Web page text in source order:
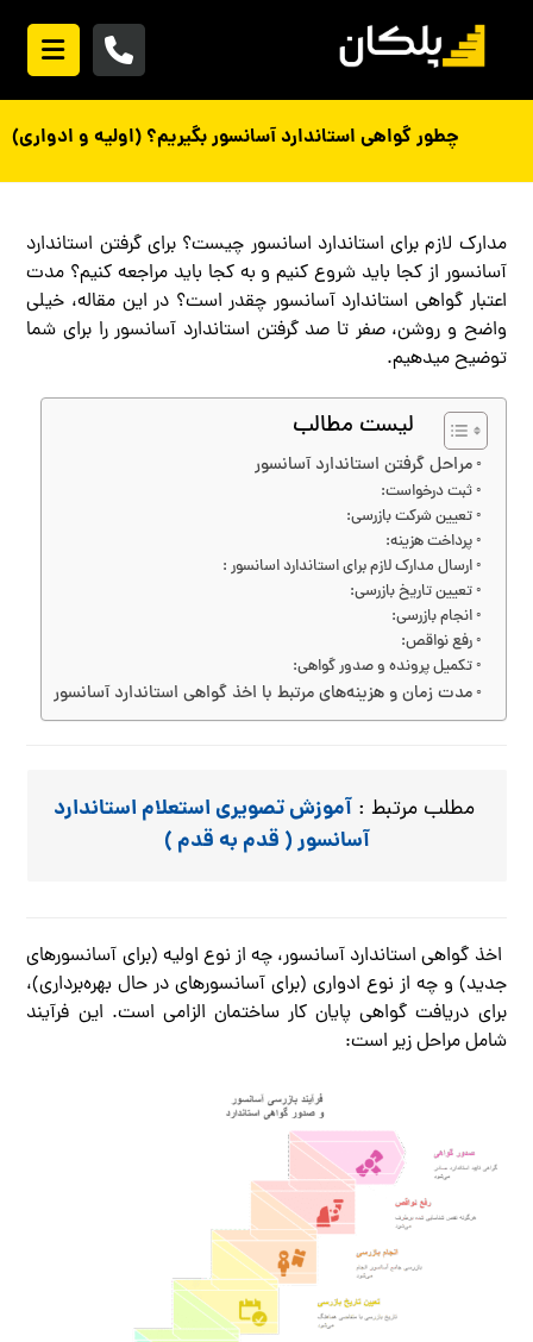
چطور گواهی استاندارد آسانسور بگیریم؟ (اولیه و ادواری)
مدارک لازم برای استاندارد اسانسور چیست؟ برای گرفتن استاندارد
آسانسور از کجا باید شروع کنیم و به کجا باید مراجعه کنیم؟ مدت
اعتبار گواهی استاندارد آسانسور چقدر است؟ در این مقاله، خیلی
واضح و روشن، صفر تا صد گرفتن استاندارد آسانسور را برای شما
توضیح میدهیم.
لیست مطالب
مراحل گرفتن استاندارد آسانسور
ثبت درخواست:
تعیین شرکت بازرسی:
پرداخت هزینه:
ارسال مدارک لازم برای استاندارد اسانسور :
تعیین تاریخ بازرسی:
انجام بازرسی:
رفع نواقص:
تکمیل پرونده و صدور گواهی:
مدت زمان و هزینه‌های مرتبط با اخذ گواهی استاندارد آسانسور
مطلب مرتبط :آموزش تصویری استعلام استاندارد
آسانسور ( قدم به قدم )
اخذ گواهی استاندارد آسانسور، چه از نوع اولیه (برای آسانسورهای
جدید) و چه از نوع ادواری (برای آسانسورهای در حال بهره‌برداری)،
برای دریافت گواهی پایان کار ساختمان الزامی است. این فرآیند
شامل مراحل زیر است: